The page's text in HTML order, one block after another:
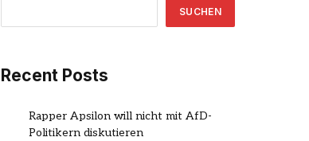
SUCHEN
Recent Posts
Rapper Apsilon will nicht mit AfD-
Politikern diskutieren